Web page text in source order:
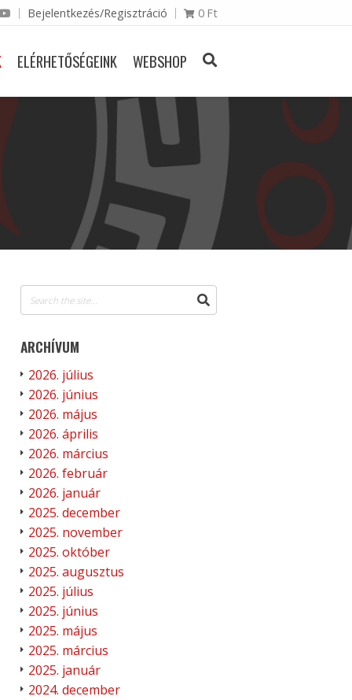
Bejelentkezés/Regisztráció 0 Ft
ELÉRHETŐSÉGEINK WEBSHOP
ARCHÍVUM
2026. július
2026. június
2026. május
2026. április
2026. március
2026. február
2026. január
2025. december
2025. november
2025. október
2025. augusztus
2025. július
2025. június
2025. május
2025. március
2025. január
2024. december